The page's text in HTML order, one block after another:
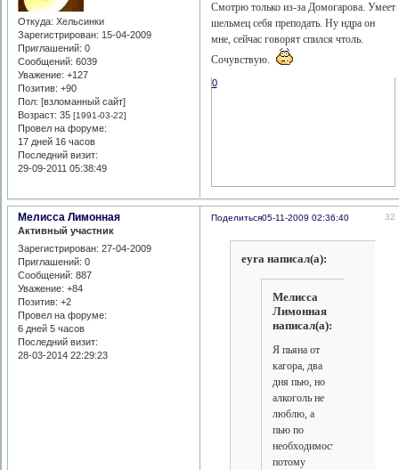
Откуда: Хельсинки
Зарегистрирован: 15-04-2009
Приглашений: 0
Сообщений: 6039
Уважение: +127
Позитив: +90
Пол: [взломанный сайт]
Возраст: 35[1991-03-22]
Провел на форуме:
17 дней 16 часов
Последний визит:
29-09-2011 05:38:49
Смотрю только из-за Домогарова. Умеет
шельмец себя преподать. Ну ндра он
мне, сейчас говорят спился чтоль.
Сочувствую.
0
Поделиться 32
05-11-2009 02:36:40
Мелисса Лимонная
Активный участник
Зарегистрирован: 27-04-2009
Приглашений: 0
Сообщений: 887
Уважение: +84
Позитив: +2
Провел на форуме:
6 дней 5 часов
Последний визит:
28-03-2014 22:29:23
eyra написал(а):
Мелисса
Лимонная
написал(а):
Я пьяна от
кагора, два
дня пью, но
алкоголь не
люблю, а
пью по
необходимости,
потому